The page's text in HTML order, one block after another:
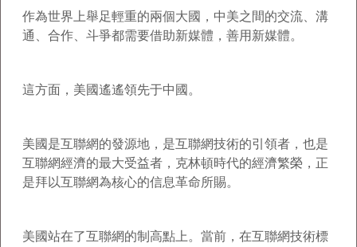
作為世界上舉足輕重的兩個大國，中美之間的交流、溝
通、合作、斗爭都需要借助新媒體，善用新媒體。
這方面，美國遙遙領先于中國。
美國是互聯網的發源地，是互聯網技術的引領者，也是
互聯網經濟的最大受益者，克林頓時代的經濟繁榮，正
是拜以互聯網為核心的信息革命所賜。
美國站在了互聯網的制高點上。當前，在互聯網技術標